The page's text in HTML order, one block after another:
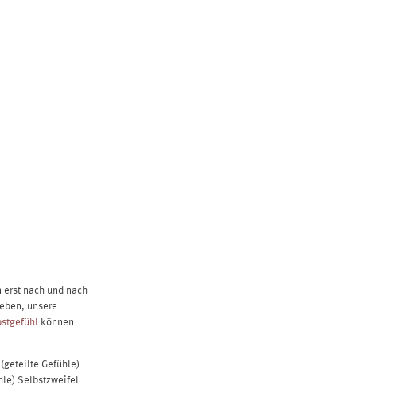
nach und nach
unsere
können
Gefühle)
Selbstzweifel